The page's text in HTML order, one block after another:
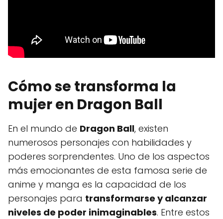
Cómo se transforma la
mujer en Dragon Ball
En el mundo de Dragon Ball, existen
numerosos personajes con habilidades y
poderes sorprendentes. Uno de los aspectos
más emocionantes de esta famosa serie de
anime y manga es la capacidad de los
personajes para transformarse y alcanzar
niveles de poder inimaginables. Entre estos